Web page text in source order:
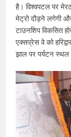
है। विश्वपटल पर
मेट्रो दौड़ने लगेगी
टाउन​​शिप विकसित
एक्सप्रेस वे को
झाल पर पर्यटन स्थल